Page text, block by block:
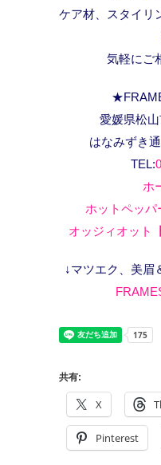
ケア材、スタイリ
気軽にご
愛媛県松
はなみずき
TEL:
ホ
ホットペッパ
オッジィオット
↓マツエク、美眉
共有:
X
Pinterest